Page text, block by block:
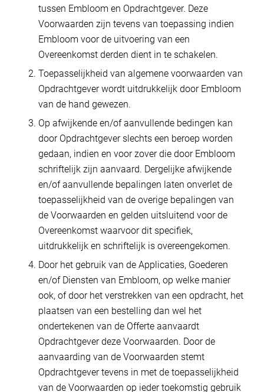
tussen Embloom en Opdrachtgever. Deze
Voorwaarden zijn tevens van toepassing indien
Embloom voor de uitvoering van een
Overeenkomst derden dient in te schakelen.
Toepasselijkheid van algemene voorwaarden van
Opdrachtgever wordt uitdrukkelijk door Embloom
van de hand gewezen.
Op afwijkende en/of aanvullende bedingen kan
door Opdrachtgever slechts een beroep worden
gedaan, indien en voor zover die door Embloom
schriftelijk zijn aanvaard. Dergelijke afwijkende
en/of aanvullende bepalingen laten onverlet de
toepasselijkheid van de overige bepalingen van
de Voorwaarden en gelden uitsluitend voor de
Overeenkomst waarvoor dit specifiek,
uitdrukkelijk en schriftelijk is overeengekomen.
Door het gebruik van de Applicaties, Goederen
en/of Diensten van Embloom, op welke manier
ook, of door het verstrekken van een opdracht, het
plaatsen van een bestelling dan wel het
ondertekenen van de Offerte aanvaardt
Opdrachtgever deze Voorwaarden. Door de
aanvaarding van de Voorwaarden stemt
Opdrachtgever tevens in met de toepasselijkheid
van de Voorwaarden op ieder toekomstig gebruik